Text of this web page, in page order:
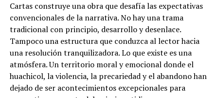
Cartas construye una obra que desafía las expectativas
convencionales de la narrativa. No hay una trama
tradicional con principio, desarrollo y desenlace.
Tampoco una estructura que conduzca al lector hacia
una resolución tranquilizadora. Lo que existe es una
atmósfera. Un territorio moral y emocional donde el
huachicol, la violencia, la precariedad y el abandono han
dejado de ser acontecimientos excepcionales para